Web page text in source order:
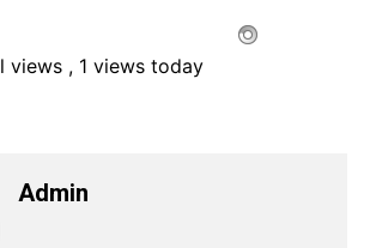
views , 1 views today
Admin